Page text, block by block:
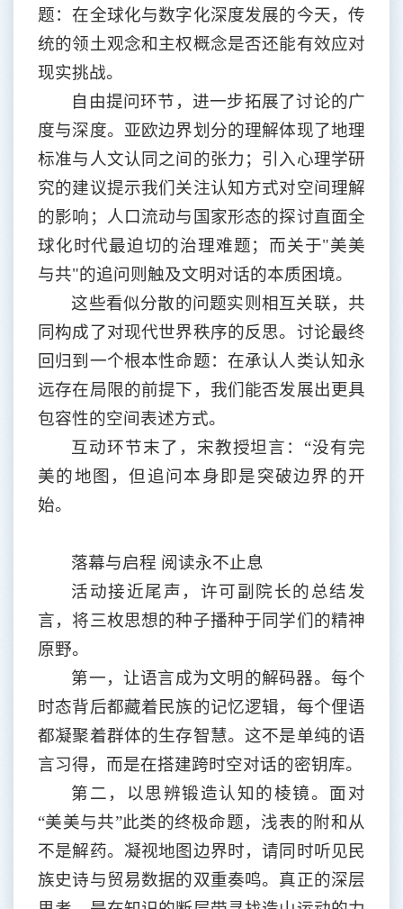
题：在全球化与数字化深度发展的今天，传
统的领土观念和主权概念是否还能有效应对
现实挑战。
自由提问环节，进一步拓展了讨论的广
度与深度。亚欧边界划分的理解体现了地理
标准与人文认同之间的张力；引入心理学研
究的建议提示我们关注认知方式对空间理解
的影响；人口流动与国家形态的探讨直面全
球化时代最迫切的治理难题；而关于"美美
与共"的追问则触及文明对话的本质困境。
这些看似分散的问题实则相互关联，共
同构成了对现代世界秩序的反思。讨论最终
回归到一个根本性命题：在承认人类认知永
远存在局限的前提下，我们能否发展出更具
包容性的空间表述方式。
互动环节末了，宋教授坦言： “没有完
美的地图，但追问本身即是突破边界的开
始。
落幕与启程 阅读永不止息
活动接近尾声，许可副院长的总结发
言，将三枚思想的种子播种于同学们的精神
原野。
第一，让语言成为文明的解码器。每个
时态背后都藏着民族的记忆逻辑，每个俚语
都凝聚着群体的生存智慧。这不是单纯的语
言习得，而是在搭建跨时空对话的密钥库。
第二，以思辨锻造认知的棱镜。面对
“美美与共”此类的终极命题，浅表的附和从
不是解药。凝视地图边界时，请同时听见民
族史诗与贸易数据的双重奏鸣。真正的深层